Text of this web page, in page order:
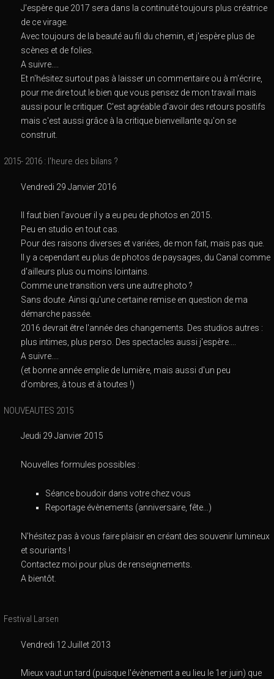
J'espère que 2017 sera dans la continuité toujours plus créatrice
de ce virage.
Avec toujours de la beauté au fil du chemin, et j'espère plus de
scènes et de folies.
A suivre....
Et n'hésitez surtout pas à laisser un commentaire ou à m'écrire,
pour me dire tout le bien que vous pensez de mon travail mais
aussi pour le critiquer. C'est agréable d'avoir des retours positifs
mais c'est aussi grâce à la critique bienveillante qu'on se
construit.
2015- 2016 : l'heure des bilans ?
Vendredi 29 Janvier 2016
Il faut bien l'avouer il y a eu peu de photos en 2015.
Peu en studio en tout cas.
Pour des raisons diverses et variées, de mon fait, mais pas que.
Il y a cependant eu plus de photos de paysages, du Canal comme
d'ailleurs plus ou moins lointains.
Comme une transition vers une autre photo ?
Sans doute. Ainsi qu'une certaine remise en question de ma
démarche passée.
2016 devrait être l'année des changements. Des studios autres :
plus intimes, plus perso. Des spectacles aussi j'espère....
A suivre....
(et bonne année emplie de lumière, mais aussi d'un peu
d'ombres, à tous et à toutes !)
NOUVEAUTES 2015
Jeudi 29 Janvier 2015
Nouvelles formules possibles :
Séance boudoir dans votre chez vous
Reportage évènements (anniversaire, fête...)
N'hésitez pas à vous faire plaisir en créant des souvenir lumineux
et souriants !
Contactez moi pour plus de renseignements.
A bientôt.
Festival Larsen
Vendredi 12 Juillet 2013
Mieux vaut un tard (puisque l'évènement a eu lieu le 1er juin) que